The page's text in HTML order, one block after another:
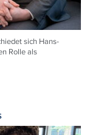
sich Hans-
Rolle als